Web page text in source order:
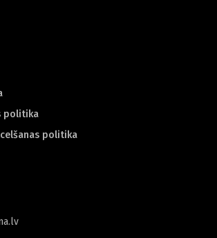
politika
politika